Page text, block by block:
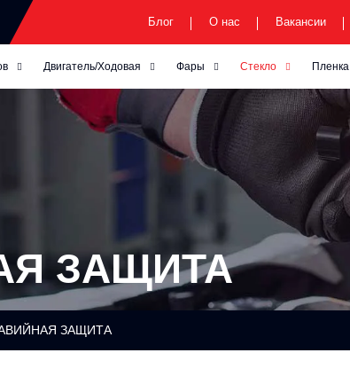
Блог О нас Вакансии
Двигатель/Ходовая Фары Стекло Пленка
ЗАЩИТА
ЗАЩИТА